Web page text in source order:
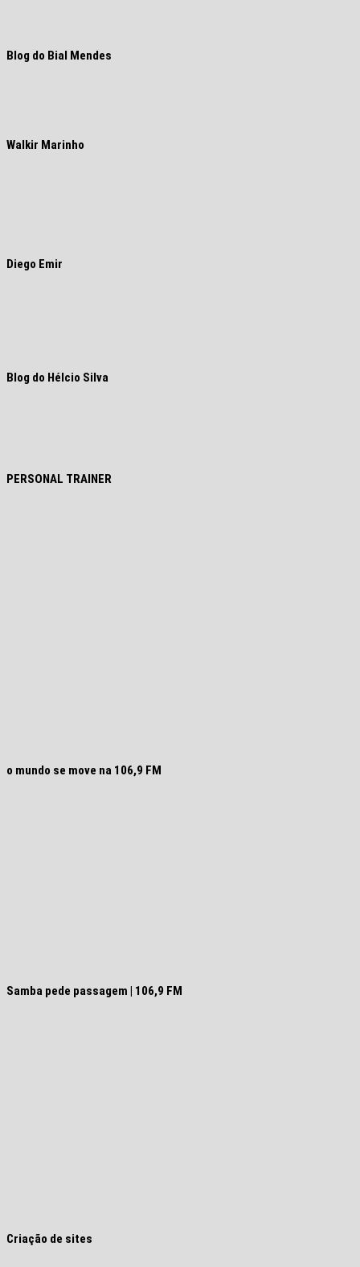
Blog do Bial Mendes
Walkir Marinho
Diego Emir
Blog do Hélcio Silva
PERSONAL TRAINER
o mundo se move na 106,9 FM
Samba pede passagem | 106,9 FM
Criação de sites